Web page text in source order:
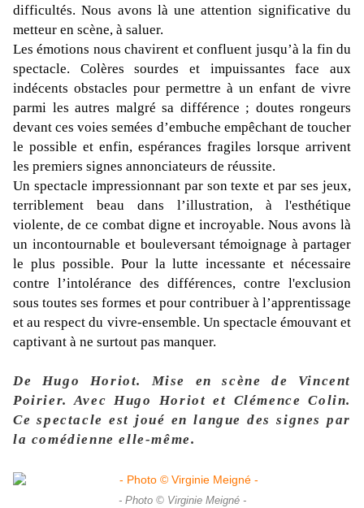
difficultés. Nous avons là une attention significative du
metteur en scène, à saluer.
Les émotions nous chavirent et confluent jusqu’à la fin du
spectacle. Colères sourdes et impuissantes face aux
indécents obstacles pour permettre à un enfant de vivre
parmi les autres malgré sa différence ; doutes rongeurs
devant ces voies semées d’embuche empêchant de toucher
le possible et enfin, espérances fragiles lorsque arrivent
les premiers signes annonciateurs de réussite.
Un spectacle impressionnant par son texte et par ses jeux,
terriblement beau dans l’illustration, à l'esthétique
violente, de ce combat digne et incroyable. Nous avons là
un incontournable et bouleversant témoignage à partager
le plus possible. Pour la lutte incessante et nécessaire
contre l’intolérance des différences, contre l'exclusion
sous toutes ses formes et pour contribuer à l’apprentissage
et au respect du vivre-ensemble. Un spectacle émouvant et
captivant à ne surtout pas manquer.
De Hugo Horiot. Mise en scène de Vincent
Poirier. AvecHugo Horiot et Clémence Colin.
Ce spectacle est joué en langue des signes par
la comédienne elle-même.
- Photo © Virginie Meigné -